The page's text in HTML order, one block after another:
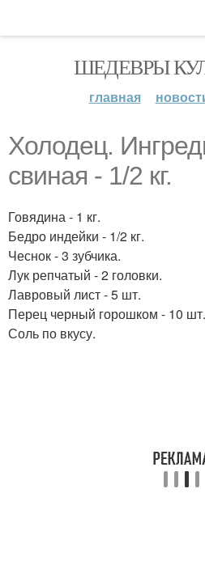
ШЕДЕВРЫ
главная
Холодец.
свиная - 1/2 кг.
Говядина - 1 кг.
Бедро индейки - 1/2 кг.
Чеснок - 3 зубчика.
Лук репчатый - 2 головки.
Лавровый лист - 5 шт.
Перец черный горошком - 10 шт.
Соль по вкусу.